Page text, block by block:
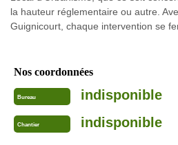
la hauteur réglementaire ou autre.
Guignicourt, chaque intervention se
Nos coordonnées
Bureau indisponible
Chantier indisponible